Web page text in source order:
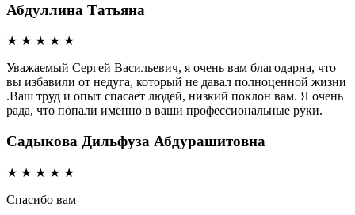
Абдуллина Татьяна
★ ★ ★ ★ ★
Уважаемый Сергей Васильевич, я очень вам благодарна, что
вы избавили от недуга, который не давал полноценной жизни
.Ваш труд и опыт спасает людей, низкий поклон вам. Я очень
рада, что попали именно в ваши профессиональные руки.
Садыкова Дильфуза Абдурашитовна
★ ★ ★ ★ ★
Спасибо вам